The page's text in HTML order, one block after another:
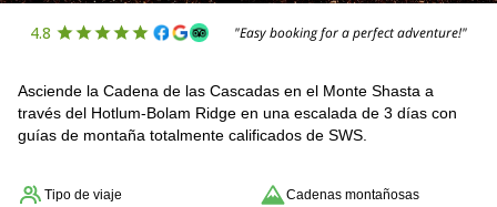
4.8 "Easy booking for a perfect adventure!"
Asciende la Cadena de las Cascadas en el Monte Shasta a
través del Hotlum-Bolam Ridge en una escalada de 3 días con
guías de montaña totalmente calificados de SWS.
Tipo de viaje Cadenas montañosas